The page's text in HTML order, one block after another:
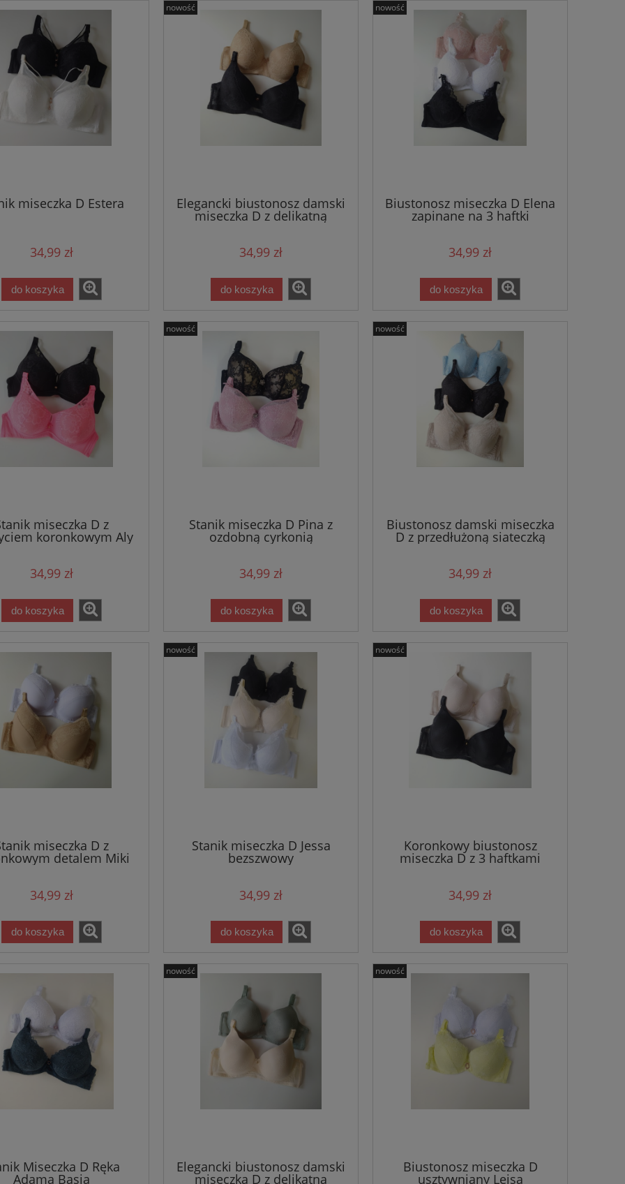
miseczka D Estera
34,99 zł
do koszyka
Elegancki biustonosz damski
miseczka D z delikatną
34,99 zł
do koszyka
nowość
Biustonosz miseczka D Elena
zapinane na 3 haftki
34,99 zł
do koszyka
nowość
miseczka D z
koronkowym Aly
34,99 zł
do koszyka
Stanik miseczka D Pina z
ozdobną cyrkonią
34,99 zł
do koszyka
nowość
Biustonosz damski miseczka
D z przedłużoną siateczką
Malysa
34,99 zł
do koszyka
nowość
miseczka D z
detalem Miki
34,99 zł
do koszyka
Stanik miseczka D Jessa
bezszwowy
34,99 zł
do koszyka
nowość
Koronkowy biustonosz
miseczka D z 3 haftkami
34,99 zł
do koszyka
nowość
Miseczka D Ręka
Adama Basia
Elegancki biustonosz damski
miseczka D z delikatną
nowość
Biustonosz miseczka D
usztywniany Leisa
nowość